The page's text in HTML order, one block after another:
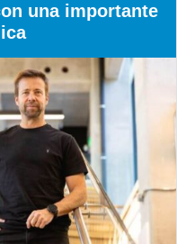
una importante